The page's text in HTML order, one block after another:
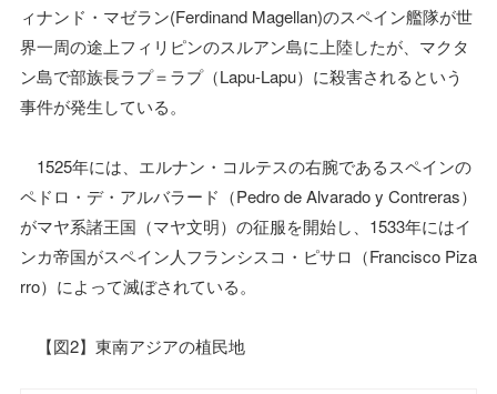
ィナンド・マゼラン(Ferdinand Magellan)のスペイン艦隊が世
界一周の途上フィリピンのスルアン島に上陸したが、マクタ
ン島で部族長ラプ＝ラプ（Lapu-Lapu）に殺害されるという
事件が発生している。
1525年には、エルナン・コルテスの右腕であるスペインの
ペドロ・デ・アルバラード（Pedro de Alvarado y Contreras）
がマヤ系諸王国（マヤ文明）の征服を開始し、1533年にはイ
ンカ帝国がスペイン人フランシスコ・ピサロ（Francisco Piza
rro）によって滅ぼされている。
【図2】東南アジアの植民地